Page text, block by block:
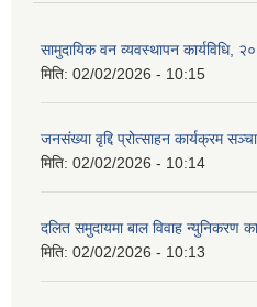
सामुदायिक वन व्यवस्थापन कार्यविधि,
मिति: 02/02/2026 - 10:15
जनसंख्या वृद्दि प्रोत्साहन कार्यक्रम
मिति: 02/02/2026 - 10:14
दलित समुदायमा बाल विवाह न्युनिकरण
मिति: 02/02/2026 - 10:13